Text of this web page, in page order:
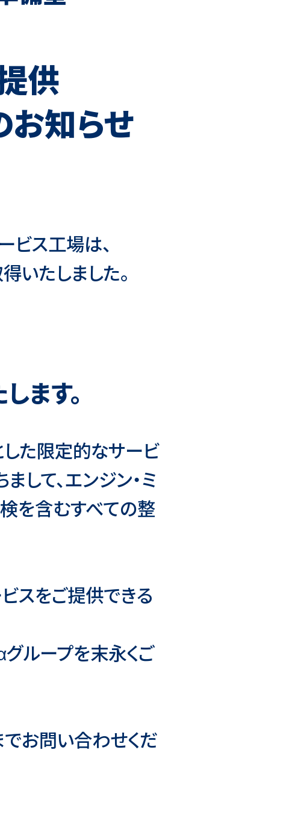
供
知らせ
ビス工場は、
いたしました。
ます。
た限定的なサービ
して、エンジン・ミ
を含むすべての整
スをご提供できる
ループを末永くご
お問い合わせくだ